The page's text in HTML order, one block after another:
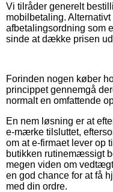
Vi tilråder generelt
mobilbetaling.
afbetalingsordning som
sinde at dække prisen
Forinden nogen køber
princippet gennemgå
normalt en omfattende
En nem løsning er at
e-mærke tilsluttet,
om at e-firmaet lever op
butikken rutinemæssigt
megen viden om
en god chance for at få
med din ordre.